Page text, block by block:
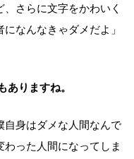
さらに文字をかわいく
なんなきゃダメだよ」
ありますね。
自身はダメな人間なんで
った人間になってしま